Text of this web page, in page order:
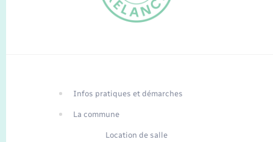
Traduction du
Infos pratiques et démarches
La commune
Location de salle